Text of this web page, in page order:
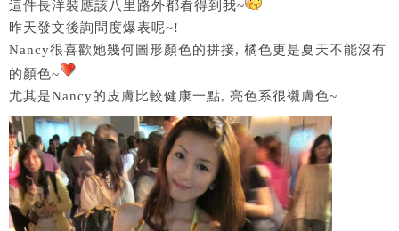
這件長洋裝應該八里路外都看得到我~
昨天發文後詢問度爆表呢~!
Nancy很喜歡她幾何圖形顏色的拼接, 橘色更是夏天不能沒有
的顏色~
尤其是Nancy的皮膚比較健康一點, 亮色系很襯膚色~